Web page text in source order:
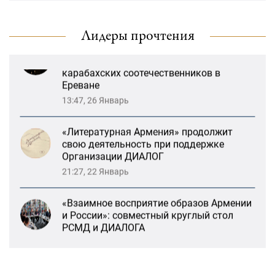
Лидеры прочтения
Возрождение Степанакертского русского
Ереване
13:47, 26 Январь
свою деятельность при поддержке
Организации ДИАЛОГ
21:27, 22 Январь
и России»: совместный круглый стол
РСМД и ДИАЛОГА
13:59, 29 Май